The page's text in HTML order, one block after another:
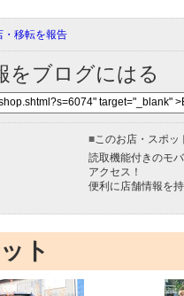
・移転を報告
をブログにはる
■ このお店・スポ
読取機能付きのモ
アクセス！
便利に店舗情報を
ト